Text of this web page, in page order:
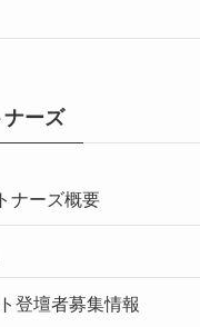
ーズ
ナーズ概要
登壇者募集情報